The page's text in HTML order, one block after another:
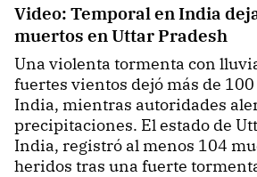
Video: Temporal en India
muertos en Uttar Pradesh
Una violenta tormenta con
fuertes vientos dejó más de
India, mientras autoridades
precipitaciones. El estado de
India, registró al menos 104
heridos tras una fuerte